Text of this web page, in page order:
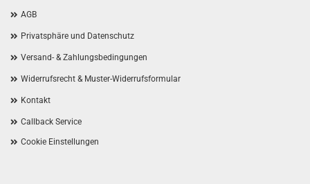
AGB
Privatsphäre und Datenschutz
Versand- & Zahlungsbedingungen
Widerrufsrecht & Muster-Widerrufsformular
Kontakt
Callback Service
Cookie Einstellungen